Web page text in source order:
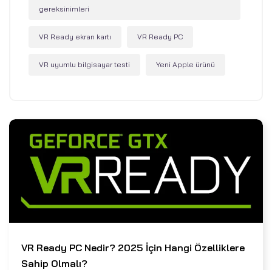
gereksinimleri
VR Ready ekran kartı VR Ready PC
VR uyumlu bilgisayar testi Yeni Apple ürünü
VR Ready PC Nedir? 2025 İçin Hangi Özelliklere
Sahip Olmalı?